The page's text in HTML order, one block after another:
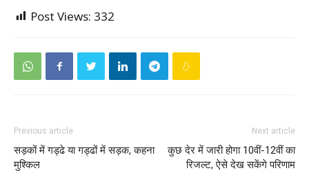
Post Views: 332
Previous article
सड़कों में गड्ढे या गड्ढों में सड़क, कहना
मुश्किल
Next article
कुछ देर में जारी होगा 10वीं-12वीं का
रिजल्ट, ऐसे देख सकेंगे परिणाम